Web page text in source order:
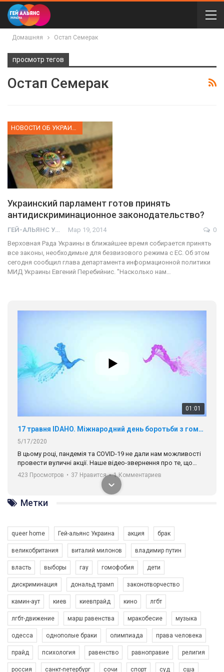
Домашняя Остап Семерак
просмотр тегов
Остап Семерак
Украинский парламент готов принять
антидискриминационное законодательство?
ГЕЙ-АЛЬЯНС УКРАИНА Мар 19, 2014
0
Верховная Рада Украины в ближайшее время собирается принять
все законы, необходимые для безвизового режима с ЕС. Об этом
сегодня сообщил глава департамента информационной политики
МИД Украины Евгений Перебийнис. "Насколько нам…
01:01
17 травня IDAHO. Міжнародний день боротьби з гомофобією трансфобією і біфобія.
5/17/2020
В цьому році, пандемія та COVІD-19 не дали нам можливості
провести вуличні акції. Наше відео-звернення про те, що
навіть коли ми у різних містах та не можемо зустрінеться, ми
разом. Ми закликаємо всіх хто поділяє цінності рівності та
солідарності, приєднатися до нас. Регіональні підрозділи
ГАУ є в 16 областях України.
Разом наш голос лунає гучніше!
423 Просмотров • 37 Нравится • 1 Комментариев
Зупинимо насильство проти ЛГБТ в Україні! Stop violence against LGBT in Ukraine!
6/30/2017
Емоційний та вражаючий промо-ролік на конкурс PACT, який
представляє програму "Гей-альянс Україна" з протидії
насильству проти ЛГБТ в Україні.
1.9K Просмотров • 226 Нравится • 5 Комментариев
Метки
queer home Гей-альянс Украина акция брак
великобритания виталий милонов владимир путин
власть выборы гау гомофобия дети
дискриминация дональд трамп законотворчество
камин-аут киев киевпрайд кино лгбт
лгбт-движение марш равенства мракобесие музыка
одесса однополые браки олимпиада права человека
прайд психология равенство равноправие религия
россия санкт-петербург сочи спорт суд сша